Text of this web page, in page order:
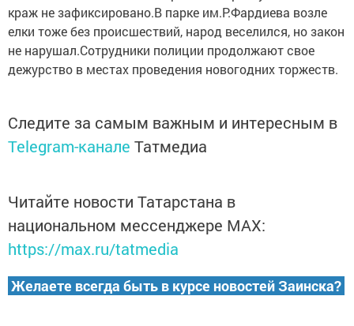
краж не зафиксировано.В парке им.Р.Фардиева возле
елки тоже без происшествий, народ веселился, но закон
не нарушал.Сотрудники полиции продолжают свое
дежурство в местах проведения новогодних торжеств.
Следите за самым важным и интересным в
Telegram-канале Татмедиа
Читайте новости Татарстана в
национальном мессенджере MАХ:
https://max.ru/tatmedia
Желаете всегда быть в курсе новостей Заинска?